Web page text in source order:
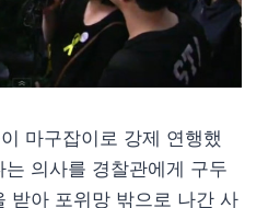
마구잡이로 강제 연행했
의사를 경찰관에게 구두
받아 포위망 밖으로 나간 사